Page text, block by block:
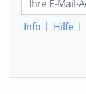
Info | Hilfe |